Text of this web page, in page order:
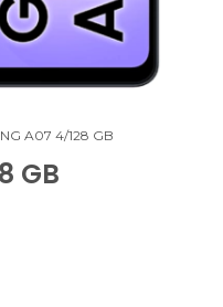
A07 4/128 GB
GB